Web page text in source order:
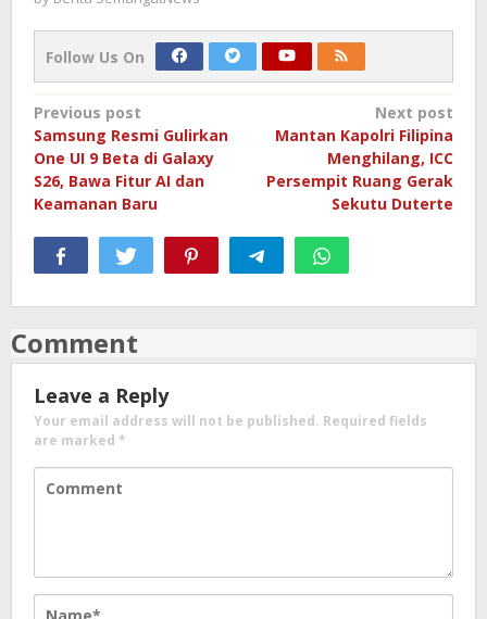
Follow Us On
Post
navigation
Previous post
Samsung Resmi Gulirkan
One UI 9 Beta di Galaxy
S26, Bawa Fitur AI dan
Keamanan Baru
Next post
Mantan Kapolri Filipina
Menghilang, ICC
Persempit Ruang Gerak
Sekutu Duterte
Comment
Leave a Reply
Your email address will not be published. Required fields
are marked *